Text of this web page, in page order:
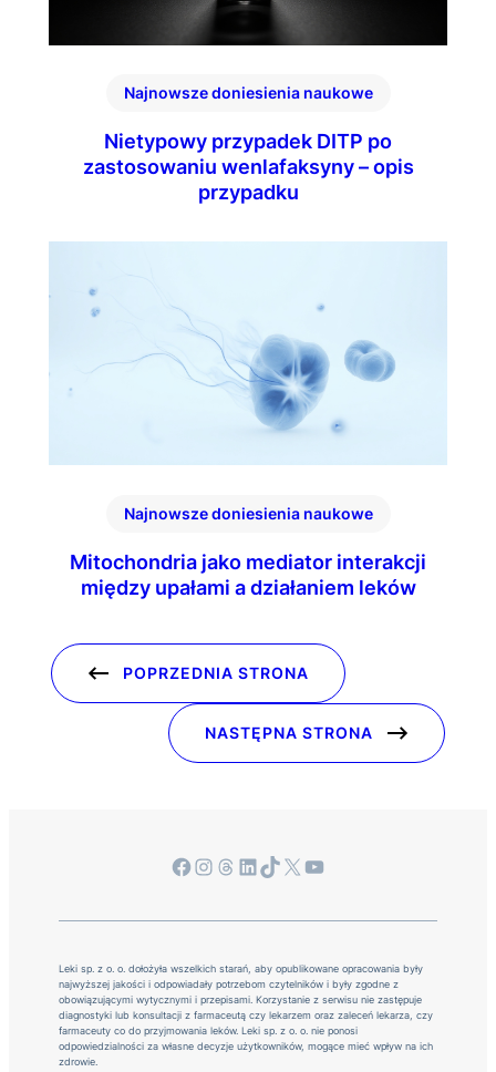
Najnowsze doniesienia naukowe
Nietypowy przypadek DITP po
zastosowaniu wenlafaksyny – opis
przypadku
Najnowsze doniesienia naukowe
Mitochondria jako mediator interakcji
między upałami a działaniem leków
POPRZEDNIA STRONA
NASTĘPNA STRONA
Facebook InstagramThreads LinkedIn TikTok X YouTube
Leki sp. z o. o. dołożyła wszelkich starań, aby opublikowane opracowania były
najwyższej jakości i odpowiadały potrzebom czytelników i były zgodne z
obowiązującymi wytycznymi i przepisami. Korzystanie z serwisu nie zastępuje
diagnostyki lub konsultacji z farmaceutą czy lekarzem oraz zaleceń lekarza, czy
farmaceuty co do przyjmowania leków. Leki sp. z o. o. nie ponosi
odpowiedzialności za własne decyzje użytkowników, mogące mieć wpływ na ich
zdrowie.